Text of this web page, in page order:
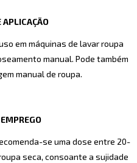
APLICAÇÃO
em máquinas de lavar roupa
manual. Pode também
manual de roupa.
se uma dose entre 20-
seca, consoante a sujidade